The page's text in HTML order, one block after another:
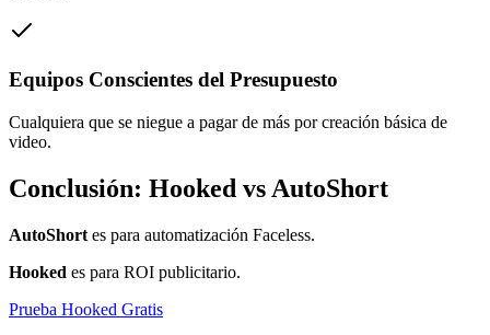
Equipos Conscientes del Presupuesto
Cualquiera que se niegue a pagar de más por creación básica de
video.
Conclusión: Hooked vs AutoShort
AutoShort es para automatización Faceless.
Hooked es para ROI publicitario.
Prueba Hooked Gratis